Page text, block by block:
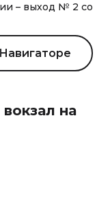
– выход № 2 со
на